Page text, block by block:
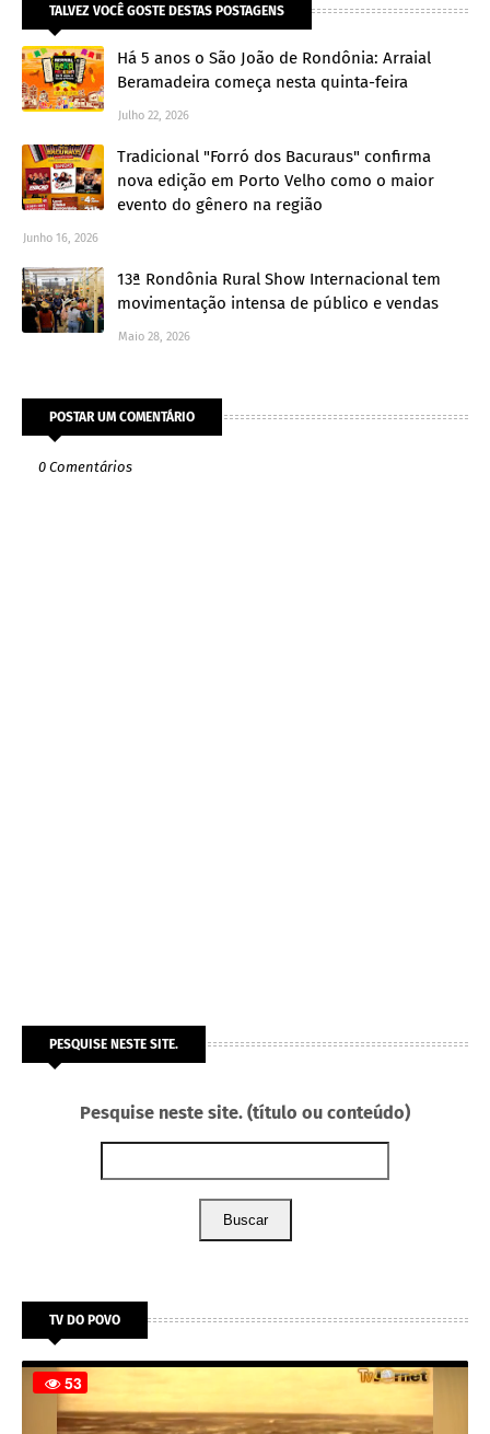
TALVEZ VOCÊ GOSTE DESTAS POSTAGENS
Há 5 anos o São João de Rondônia: Arraial
Beramadeira começa nesta quinta-feira
Julho 22, 2026
Tradicional "Forró dos Bacuraus" confirma
nova edição em Porto Velho como o maior
evento do gênero na região
Junho 16, 2026
13ª Rondônia Rural Show Internacional tem
movimentação intensa de público e vendas
Maio 28, 2026
POSTAR UM COMENTÁRIO
0 Comentários
PESQUISE NESTE SITE.
Pesquise neste site. (título ou conteúdo)
Buscar
TV DO POVO